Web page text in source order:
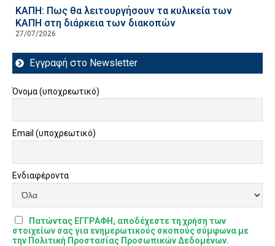
ΚΑΠΗ: Πως θα λειτουργήσουν τα κυλικεία των
ΚΑΠΗ στη διάρκεια των διακοπών
27/07/2026
Εγγραφή στο Newsletter
Όνομα (υποχρεωτικό)
Email (υποχρεωτικό)
Ενδιαφέροντα
Πατώντας ΕΓΓΡΑΦΗ, αποδέχεστε τη χρήση των
στοιχείων σας για ενημερωτικούς σκοπούς σύμφωνα με
την Πολιτική Προστασίας Προσωπικών Δεδομένων.